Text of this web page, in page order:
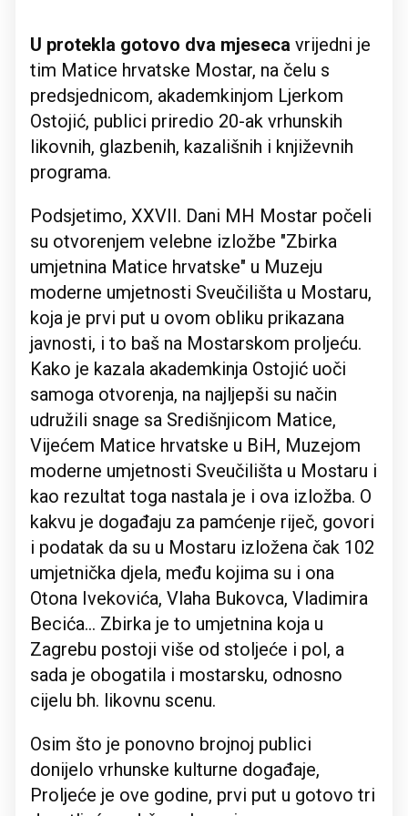
U protekla gotovo dva mjeseca vrijedni je
tim Matice hrvatske Mostar, na čelu s
predsjednicom, akademkinjom Ljerkom
Ostojić, publici priredio 20-ak vrhunskih
likovnih, glazbenih, kazališnih i književnih
programa.
Podsjetimo, XXVII. Dani MH Mostar počeli
su otvorenjem velebne izložbe "Zbirka
umjetnina Matice hrvatske" u Muzeju
moderne umjetnosti Sveučilišta u Mostaru,
koja je prvi put u ovom obliku prikazana
javnosti, i to baš na Mostarskom proljeću.
Kako je kazala akademkinja Ostojić uoči
samoga otvorenja, na najljepši su način
udružili snage sa Središnjicom Matice,
Vijećem Matice hrvatske u BiH, Muzejom
moderne umjetnosti Sveučilišta u Mostaru i
kao rezultat toga nastala je i ova izložba. O
kakvu je događaju za pamćenje riječ, govori
i podatak da su u Mostaru izložena čak 102
umjetnička djela, među kojima su i ona
Otona Ivekovića, Vlaha Bukovca, Vladimira
Becića... Zbirka je to umjetnina koja u
Zagrebu postoji više od stoljeće i pol, a
sada je obogatila i mostarsku, odnosno
cijelu bh. likovnu scenu.
Osim što je ponovno brojnoj publici
donijelo vrhunske kulturne događaje,
Proljeće je ove godine, prvi put u gotovo tri